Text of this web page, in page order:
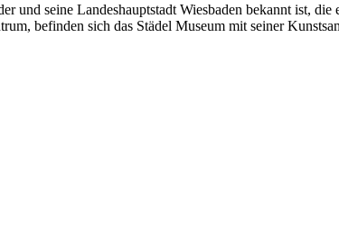
und seine Landeshauptstadt Wiesbaden bekannt ist,
befinden sich das Städel Museum mit seiner